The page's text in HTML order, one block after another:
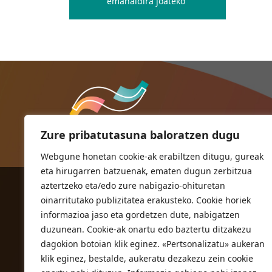
Zure pribatutasuna baloratzen dugu
Webgune honetan cookie-ak erabiltzen ditugu, gureak
eta hirugarren batzuenak, ematen dugun zerbitzua
aztertzeko eta/edo zure nabigazio-ohituretan
oinarritutako publizitatea erakusteko. Cookie horiek
informazioa jaso eta gordetzen dute, nabigatzen
duzunean. Cookie-ak onartu edo baztertu ditzakezu
dagokion botoian klik eginez. «Pertsonalizatu» aukeran
klik eginez, bestalde, aukeratu dezakezu zein cookie
ORIOKO UDALA
Herriko plaza,1
20810 Orio (Gipuzkoa)
T. 943 83 03 46
bulegoak@orio.eus